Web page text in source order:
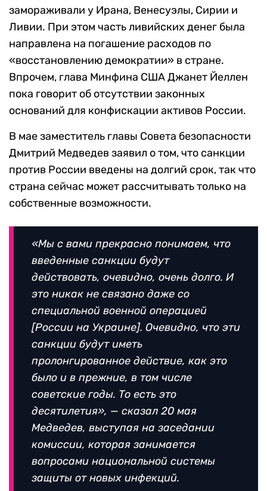
замораживали у Ирана, Венесуэлы, Сирии и
Ливии. При этом часть ливийских денег была
направлена на погашение расходов по
«восстановлению демократии» в стране.
Впрочем, глава Минфина США Джанет Йеллен
пока говорит об отсутствии законных
оснований для конфискации активов России.
В мае заместитель главы Совета безопасности
Дмитрий Медведев заявил о том, что санкции
против России введены на долгий срок, так что
страна сейчас может рассчитывать только на
собственные возможности.
«Мы с вами прекрасно понимаем, что
введенные санкции будут
действовать, очевидно, очень долго. И
это никак не связано даже со
специальной военной операцией
[России на Украине]. Очевидно, что эти
санкции будут иметь
пролонгированное действие, как это
было и в прежние, в том числе
советские годы. То есть это
десятилетия», — сказал 20 мая
Медведев, выступая на заседании
комиссии, которая занимается
вопросами национальной системы
защиты от новых инфекций.